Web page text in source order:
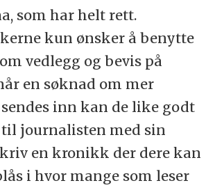
som har helt rett.
kun ønsker å benytte
vedlegg og bevis på
en søknad om mer
inn kan de like godt
journalisten med sin
en kronikk der dere kan
i hvor mange som leser